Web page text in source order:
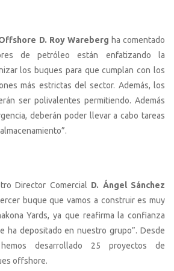
D. Roy Wareberg ha comentado
de petróleo están enfatizando la
los buques para que cumplan con los
más estrictas del sector. Además, los
ser polivalentes permitiendo. Además
deberán poder llevar a cabo tareas
Director Comercial D. Ángel Sánchez
buque que vamos a construir es muy
Yards, ya que reafirma la confianza
ha depositado en nuestro grupo”. Desde
desarrollado 25 proyectos de
offshore.